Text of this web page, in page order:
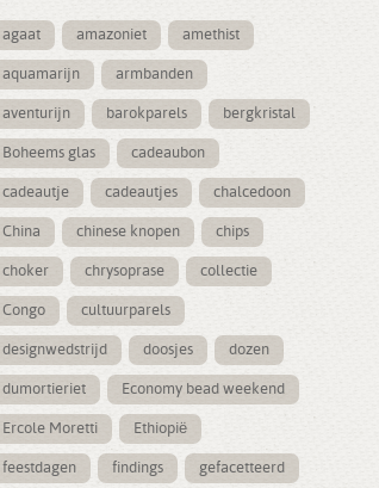
agaat amazoniet amethist
aquamarijn armbanden
aventurijn barokparels bergkristal
Boheems glas cadeaubon
cadeautje cadeautjes chalcedoon
China chinese knopen chips
choker chrysoprase collectie
Congo cultuurparels
designwedstrijd doosjes dozen
dumortieriet Economy bead weekend
Ercole Moretti Ethiopië
feestdagen findings gefacetteerd